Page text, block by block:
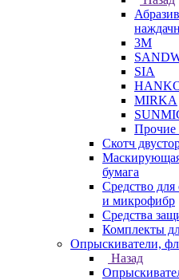
3М
SIA
MIRKA
Прочие
Скотч
бумага
Средство
и микрофибр
Средства
Комплекты
Опрыскиватели,
Назад